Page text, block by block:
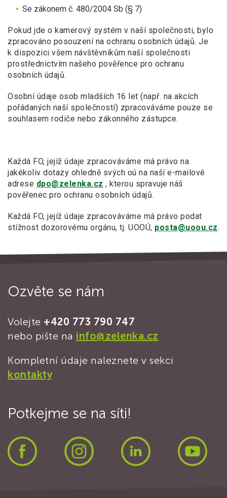
Se zákonem č. 480/2004 Sb (§ 7)
Pokud jde o kamerový systém v naší společnosti, bylo
zpracováno posouzení na ochranu osobních údajů. Je
k dispozici všem návštěvníkům naší společnosti
prostřednictvím našeho pověřence pro ochranu
osobních údajů.
Osobní údaje osob mladších 16 let (např. na akcích
pořádaných naší společností) zpracováváme pouze se
souhlasem rodiče nebo zákonného zástupce.
Každá FO, jejíž údaje zpracováváme má právo na
jakékoliv dotazy ohledně svých oú na naší e-mailové
adrese dpo@zelenka.cz , kterou spravuje náš
pověřenec pro ochranu osobních údajů.
Každá FO, jejíž údaje zpracováváme má právo podat
stížnost dozorovému orgánu, tj. UOOÚ, posta@uoou.cz.
Ozvěte se nám
Volejte +420 773 790 747
nebo pište na info@zelenka.cz
Kompletní údaje naleznete v sekci
kontakty
Potkejme se na síti!